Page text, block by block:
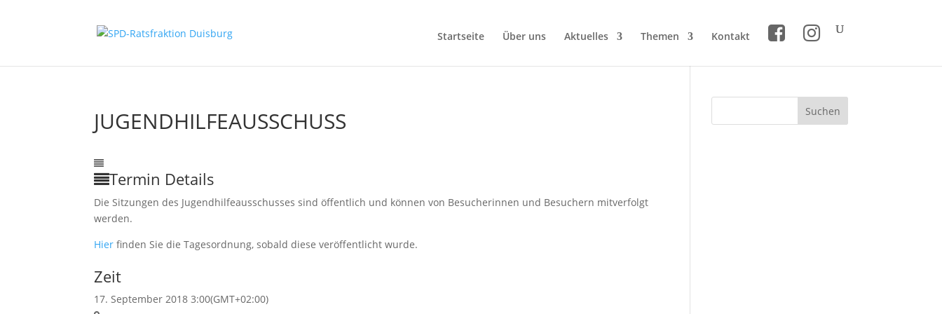
Startseite Über uns Aktuelles Themen Kontakt
JUGENDHILFEAUSSCHUSS
Termin Details
Die Sitzungen des Jugendhilfeausschusses sind öffentlich und können von Besucherinnen und Besuchern mitverfolgt
werden.
Hier finden Sie die Tagesordnung, sobald diese veröffentlicht wurde.
Zeit
17. September 2018 3:00(GMT+02:00)